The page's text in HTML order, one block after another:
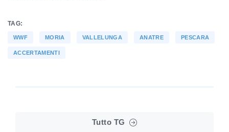
TAG:
WWF MORIA VALLELUNGA ANATRE PESCARA
ACCERTAMENTI
Tutto TG